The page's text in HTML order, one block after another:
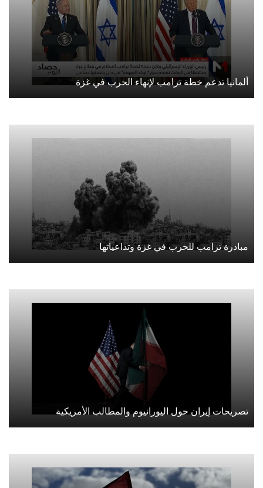
ألمانيا تدعم خطة ترامب لإنهاء الحرب في غزة
مبادرة ترامب للحرب في غزة وتداعياتها
تصريحات إيران حول اليورانيوم والمطالب الأمريكية